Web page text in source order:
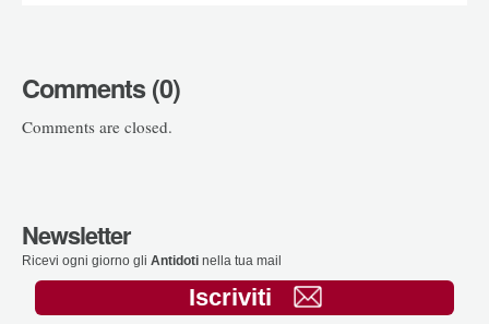
Comments (0)
Comments are closed.
Newsletter
Ricevi ogni giorno gli Antidoti nella tua mail
Iscriviti